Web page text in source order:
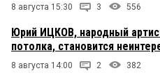
8 августа 15:30 3 556
Юрий ИЦКОВ, народный
потолка, становится
8 августа 14:00 2 382